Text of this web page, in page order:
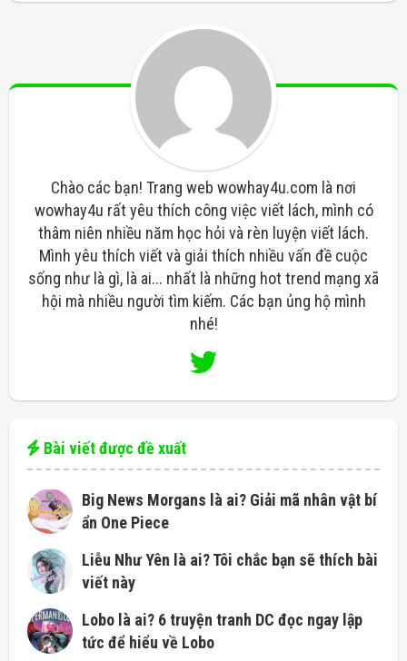
Chào các bạn! Trang web wowhay4u.com là nơi
wowhay4u rất yêu thích công việc viết lách, mình có
thâm niên nhiều năm học hỏi và rèn luyện viết lách.
Mình yêu thích viết và giải thích nhiều vấn đề cuộc
sống như là gì, là ai... nhất là những hot trend mạng xã
hội mà nhiều người tìm kiếm. Các bạn ủng hộ mình
nhé!
Bài viết được đề xuất
Big News Morgans là ai? Giải mã nhân vật bí
ẩn One Piece
Liễu Như Yên là ai? Tôi chắc bạn sẽ thích bài
viết này
Lobo là ai? 6 truyện tranh DC đọc ngay lập
tức để hiểu về Lobo